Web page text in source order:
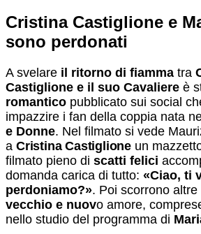
Cristina Castiglione e
sono perdonati
A svelare il ritorno di fiamma tra
Castiglione e il suo Cavaliere è
romantico pubblicato sui social
impazzire i fan della coppia nata
e Donne. Nel filmato si vede
a Cristina Castiglione un
filmato pieno di scatti felici
domanda carica di tutto: «Ciao, ti
perdoniamo?». Poi scorrono
vecchio e nuovo amore,
nello studio del programma di